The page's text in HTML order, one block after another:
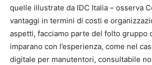
quelle illustrate da IDC Italia – osserva
vantaggi in termini di costi e
aspetti, facciamo parte del folto gruppo
imparano con l’esperienza, come nel
digitale per manutentori, consultabile